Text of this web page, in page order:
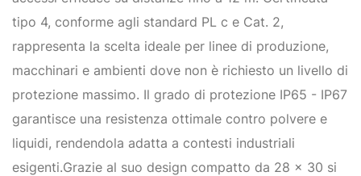
tipo 4, conforme agli standard PL c e Cat. 2,
rappresenta la scelta ideale per linee di produzione,
macchinari e ambienti dove non è richiesto un livello di
protezione massimo. Il grado di protezione IP65 - IP67
garantisce una resistenza ottimale contro polvere e
liquidi, rendendola adatta a contesti industriali
esigenti.Grazie al suo design compatto da 28 x 30 si